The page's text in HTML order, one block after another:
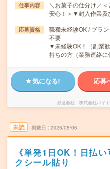
仕事内容
＼お菓子の仕分け／
安心！＞▼封入作業
応募資格
職種未経験OK / ブラ
不要
▼未経験OK！（副業
持ちの方（業務連絡
気になる! 応募
派遣会社 株式会社バイ
未読 掲載日 2026/08/06
《単発1日OK！日払
クシール貼り